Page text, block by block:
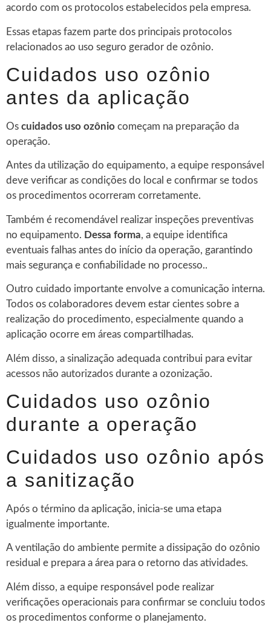
acordo com os protocolos estabelecidos pela empresa.
Essas etapas fazem parte dos principais protocolos
relacionados ao uso seguro gerador de ozônio.
Cuidados uso ozônio
antes da aplicação
Os cuidados uso ozônio começam na preparação da
operação.
Antes da utilização do equipamento, a equipe responsável
deve verificar as condições do local e confirmar se todos
os procedimentos ocorreram corretamente.
Também é recomendável realizar inspeções preventivas
no equipamento. Dessa forma, a equipe identifica
eventuais falhas antes do início da operação, garantindo
mais segurança e confiabilidade no processo..
Outro cuidado importante envolve a comunicação interna.
Todos os colaboradores devem estar cientes sobre a
realização do procedimento, especialmente quando a
aplicação ocorre em áreas compartilhadas.
Além disso, a sinalização adequada contribui para evitar
acessos não autorizados durante a ozonização.
Cuidados uso ozônio
durante a operação
Cuidados uso ozônio após
a sanitização
Após o término da aplicação, inicia-se uma etapa
igualmente importante.
A ventilação do ambiente permite a dissipação do ozônio
residual e prepara a área para o retorno das atividades.
Além disso, a equipe responsável pode realizar
verificações operacionais para confirmar se concluiu todos
os procedimentos conforme o planejamento.